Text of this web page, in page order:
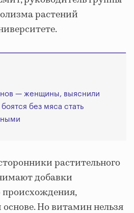
растений
— женщины, выяснили
без мяса стать
растительного
добавки
происхождения,
Но витамин нельзя